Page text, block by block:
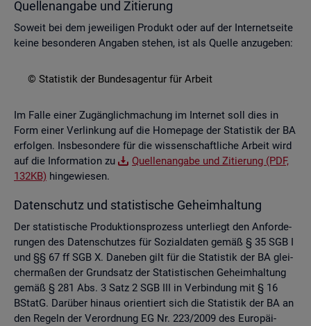
Quel­len­an­ga­be und Zi­tie­rung
So­weit bei dem je­wei­li­gen Pro­dukt oder auf der In­ter­net­sei­te
keine be­son­de­ren An­ga­ben ste­hen, ist als Quel­le an­zu­ge­ben:
© Sta­tis­tik der Bun­des­agen­tur für Ar­beit
Im Falle einer Zu­gäng­lich­ma­chung im In­ter­net soll dies in
Form einer Ver­lin­kung auf die Home­page der Sta­tis­tik der BA
er­fol­gen. Ins­be­son­de­re für die wis­sen­schaft­li­che Ar­beit wird
auf die In­for­ma­ti­on zu
Quel­len­an­ga­be und Zi­tie­rung (PDF,
132KB) hin­ge­wie­sen.
Da­ten­schutz und sta­tis­ti­sche Ge­heim­hal­tung
Der sta­tis­ti­sche Pro­duk­ti­ons­pro­zess un­ter­liegt den An­for­de­
run­gen des Da­ten­schut­zes für So­zi­al­da­ten gemäß § 35 SGB I
und §§ 67 ff SGB X. Da­ne­ben gilt für die Sta­tis­tik der BA glei­
cher­ma­ßen der Grund­satz der Sta­tis­ti­schen Ge­heim­hal­tung
gemäß § 281 Abs. 3 Satz 2 SGB III in Ver­bin­dung mit § 16
BStatG. Dar­über hin­aus ori­en­tiert sich die Sta­tis­tik der BA an
den Re­geln der Ver­ord­nung EG Nr. 223/2009 des Eu­ro­päi­